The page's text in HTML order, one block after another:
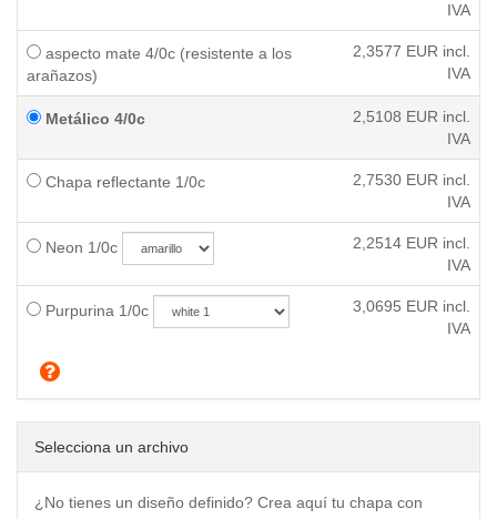
IVA
aspecto mate 4/0c (resistente a los
arañazos)
2,3577 EUR incl.
IVA
Metálico 4/0c 2,5108 EUR incl.
IVA
Chapa reflectante 1/0c 2,7530 EUR incl.
IVA
Neon 1/0c 2,2514 EUR incl.
IVA
Purpurina 1/0c 3,0695 EUR incl.
IVA
Selecciona un archivo
¿No tienes un diseño definido? Crea aquí tu chapa con